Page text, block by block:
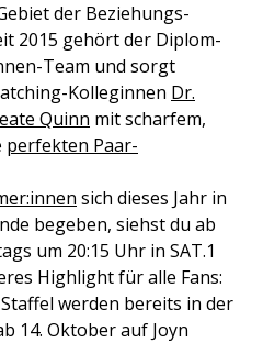
der Beziehungs-
2015 gehört der Diplom-
Team und sorgt
Kolleginnen Dr.
Quinn mit scharfem,
perfekten Paar-
sich dieses Jahr in
begeben, siehst du ab
um 20:15 Uhr in SAT.1
Highlight für alle Fans:
werden bereits in der
14. Oktober auf Joyn